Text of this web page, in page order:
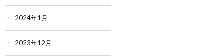
2024年1月
2023年12月